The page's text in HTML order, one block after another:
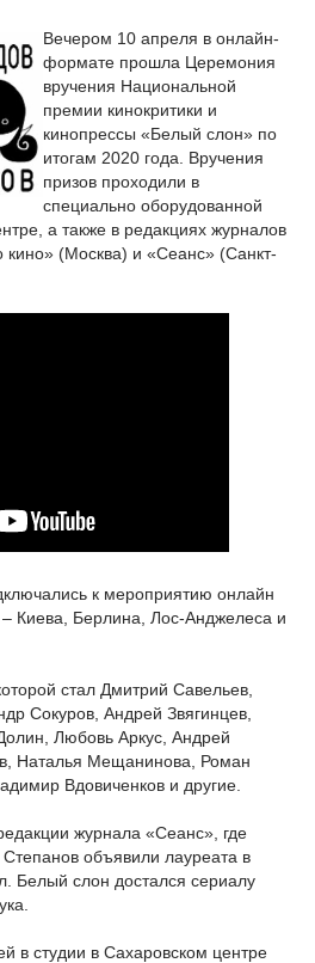
Вечером 10 апреля в онлайн-
формате прошла Церемония
вручения Национальной
премии кинокритики и
кинопрессы «Белый слон» по
итогам 2020 года. Вручения
призов проходили в
специально оборудованной
а также в редакциях журналов
кино» (Москва) и «Сеанс» (Санкт-
к мероприятию онлайн
– Киева, Берлина, Лос-Анджелеса и
стал Дмитрий Савельев,
Сокуров, Андрей Звягинцев,
Любовь Аркус, Андрей
Наталья Мещанинова, Роман
Вдовиченков и другие.
журнала «Сеанс», где
объявили лауреата в
Белый слон достался сериалу
в студии в Сахаровском центре